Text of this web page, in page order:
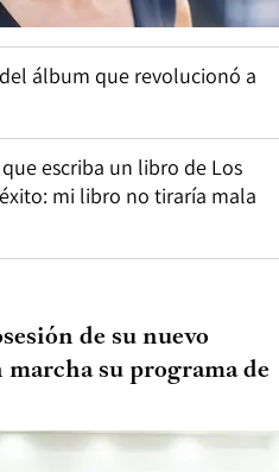
álbum que revolucionó a
escriba un libro de Los
mi libro no tiraría mala
de su nuevo
su programa de